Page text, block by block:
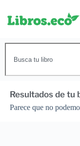
Resultados de tu
Parece que no